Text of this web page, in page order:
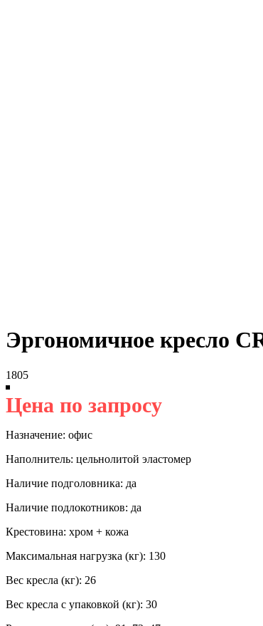
Эргономичное кресло
1805
Цена по запросу
Назначение: офис
Наполнитель: цельнолитой эластомер
Наличие подголовника: да
Наличие подлокотников: да
Крестовина: хром + кожа
Максимальная нагрузка (кг): 130
Вес кресла (кг): 26
Вес кресла с упаковкой (кг): 30